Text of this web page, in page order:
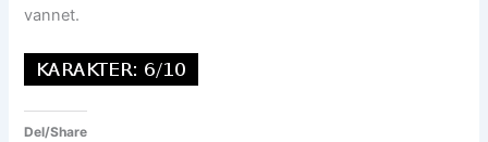
vannet.
Del/Share